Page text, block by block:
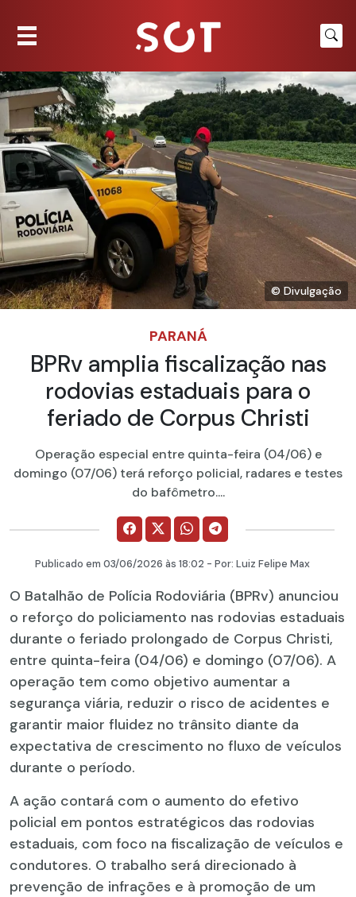
© Divulgação
PARANÁ
BPRv amplia fiscalização nas
rodovias estaduais para o
feriado de Corpus Christi
Operação especial entre quinta-feira (04/06) e
domingo (07/06) terá reforço policial, radares e testes
do bafômetro....
Publicado em 03/06/2026 às 18:02 - Por: Luiz Felipe Max
O Batalhão de Polícia Rodoviária (BPRv) anunciou
o reforço do policiamento nas rodovias estaduais
durante o feriado prolongado de Corpus Christi,
entre quinta-feira (04/06) e domingo (07/06). A
operação tem como objetivo aumentar a
segurança viária, reduzir o risco de acidentes e
garantir maior fluidez no trânsito diante da
expectativa de crescimento no fluxo de veículos
durante o período.
A ação contará com o aumento do efetivo
policial em pontos estratégicos das rodovias
estaduais, com foco na fiscalização de veículos e
condutores. O trabalho será direcionado à
prevenção de infrações e à promoção de um